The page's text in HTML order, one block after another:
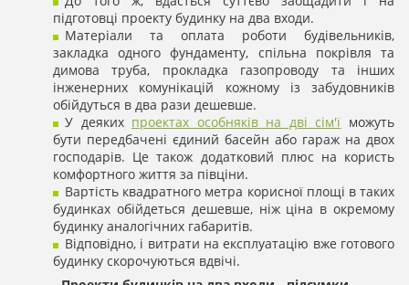
підготовці проекту будинку на два входи.
Матеріали та оплата роботи будівельників,
закладка одного фундаменту, спільна покрівля та
димова труба, прокладка газопроводу та інших
інженерних комунікацій кожному із забудовників
обійдуться в два рази дешевше.
У деяких проектах особняків на дві сім'ї можуть
бути передбачені єдиний басейн або гараж на двох
господарів. Це також додатковий плюс на користь
комфортного життя за півціни.
Вартість квадратного метра корисної площі в таких
будинках обійдеться дешевше, ніж ціна в окремому
будинку аналогічних габаритів.
Відповідно, і витрати на експлуатацію вже готового
будинку скорочуються вдвічі.